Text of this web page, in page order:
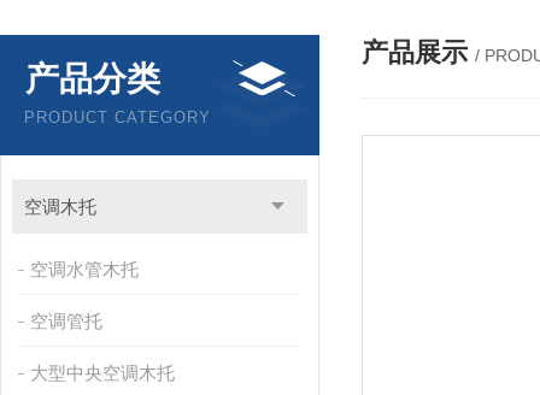
产品分类
PRODUCT CATEGORY
空调木托
空调水管木托
空调管托
大型中央空调木托
产品展示 /